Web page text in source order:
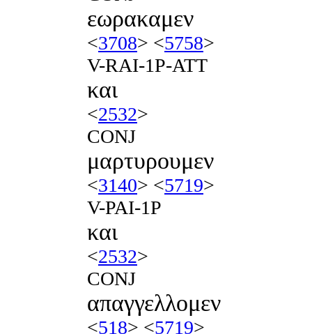
εωρακαμεν
<3708> <5758>
V-RAI-1P-ATT
και
<2532>
CONJ
μαρτυρουμεν
<3140> <5719>
V-PAI-1P
και
<2532>
CONJ
απαγγελλομεν
<518> <5719>